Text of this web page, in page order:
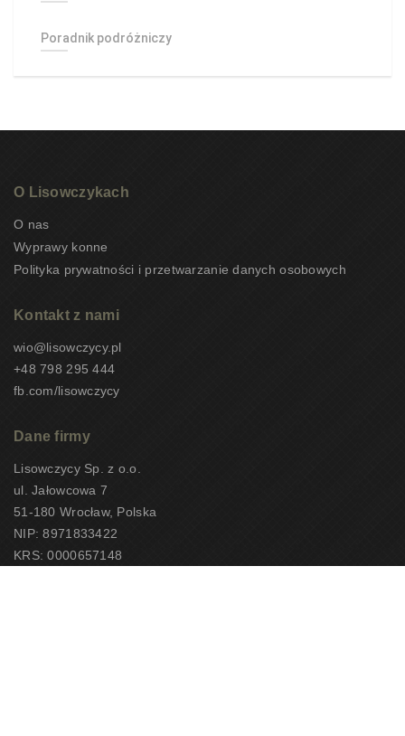
Poradnik podróżniczy
O Lisowczykach
O nas
Wyprawy konne
Polityka prywatności i przetwarzanie danych osobowych
Kontakt z nami
wio@lisowczycy.pl
+48 798 295 444
fb.com/lisowczycy
Dane firmy
Lisowczycy Sp. z o.o.
ul. Jałowcowa 7
51-180 Wrocław, Polska
NIP: 8971833422
KRS: 0000657148